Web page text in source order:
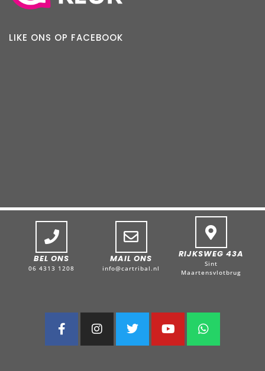
LIKE ONS OP FACEBOOK
BEL ONS
06 4313 1208
MAIL ONS
info@cartribal.nl
RIJKSWEG 43A
Sint
Maartensvlotbrug
a
n
w
o
h